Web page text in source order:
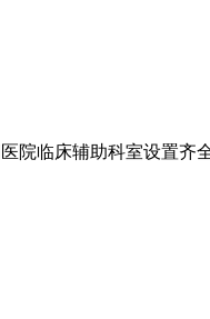
院临床辅助科室设置齐